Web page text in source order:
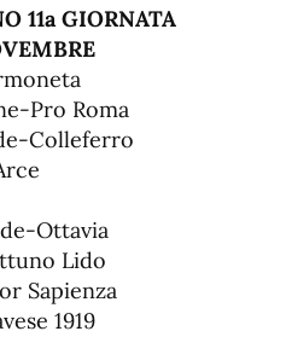
11a GIORNATA
Pro Roma
Colleferro
Ottavia
Lido
Sapienza
1919